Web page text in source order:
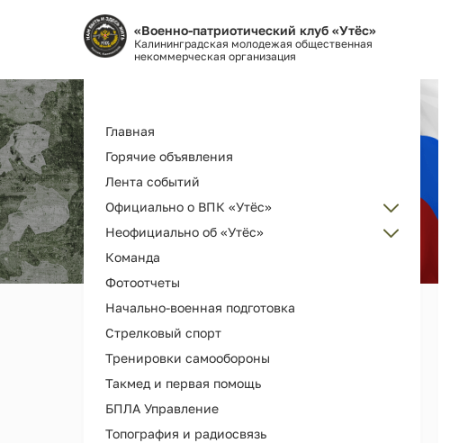
«Военно-патриотический клуб «Утёс»
Калининградская молодежая общественная
некоммерческая организация
Основная
навигация
Главная
Горячие объявления
Лента событий
Официально о ВПК «Утёс»
Администрация
Об организации ВПК «Утёс»
Как вступить
Наша деятельность и услуги
История РГ "Утёс"
Как помочь
Неофициально об «Утёс»
Наш клуб ВПК "Утёс"
Награды и дипломы
Наши выпускники
Мерч и сувениры
Видео
Библиотека клуба
Команда
Фотоотчеты
Начально-военная подготовка
Стрелковый спорт
Тренировки самообороны
Такмед и первая помощь
БПЛА Управление
Топография и радиосвязь